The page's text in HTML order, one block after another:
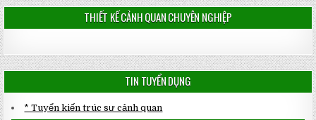
THIẾT KẾ CẢNH QUAN CHUYÊN NGHIỆP
TIN TUYỂN DỤNG
* Tuyển kiến trúc sư cảnh quan